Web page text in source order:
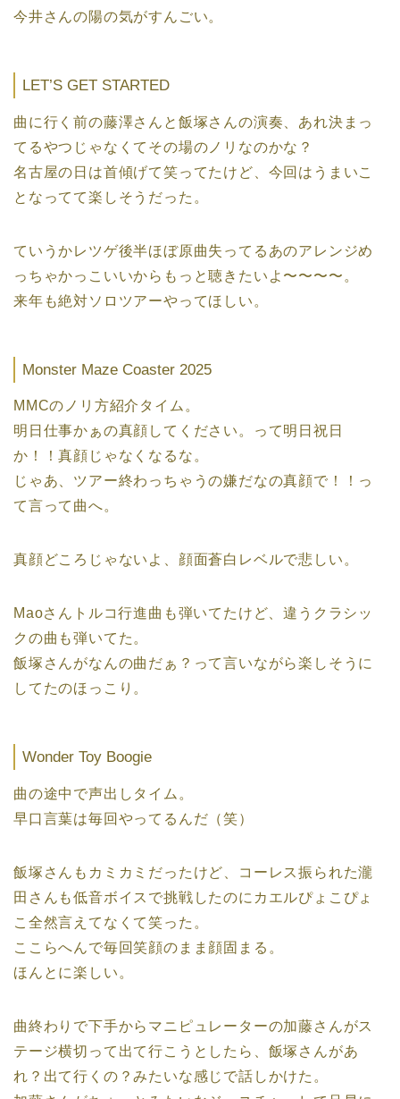
今井さんの陽の気がすんごい。
LET’S GET STARTED
曲に行く前の藤澤さんと飯塚さんの演奏、あれ決まっ
てるやつじゃなくてその場のノリなのかな？
名古屋の日は首傾げて笑ってたけど、今回はうまいこ
となってて楽しそうだった。
ていうかレツゲ後半ほぼ原曲失ってるあのアレンジめ
っちゃかっこいいからもっと聴きたいよ〜〜〜〜。
来年も絶対ソロツアーやってほしい。
Monster Maze Coaster 2025
MMCのノリ方紹介タイム。
明日仕事かぁの真顔してください。って明日祝日
か！！真顔じゃなくなるな。
じゃあ、ツアー終わっちゃうの嫌だなの真顔で！！っ
て言って曲へ。
真顔どころじゃないよ、顔面蒼白レベルで悲しい。
Maoさんトルコ行進曲も弾いてたけど、違うクラシッ
クの曲も弾いてた。
飯塚さんがなんの曲だぁ？って言いながら楽しそうに
してたのほっこり。
Wonder Toy Boogie
曲の途中で声出しタイム。
早口言葉は毎回やってるんだ（笑）
飯塚さんもカミカミだったけど、コーレス振られた瀧
田さんも低音ボイスで挑戦したのにカエルぴょこぴょ
こ全然言えてなくて笑った。
ここらへんで毎回笑顔のまま顔固まる。
ほんとに楽しい。
曲終わりで下手からマニピュレーターの加藤さんがス
テージ横切って出て行こうとしたら、飯塚さんがあ
れ？出て行くの？みたいな感じで話しかけた。